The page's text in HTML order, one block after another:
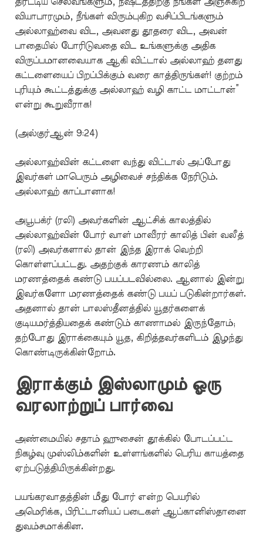
வியாபாரமும், நீங்கள் விரும்புகிற வசிப்பிடங்களும்
அல்லாஹ்வை விட, அவனது தூதரை விட, அவன்
பாதையில் போரிடுவதை விட உங்களுக்கு அதிக
விருப்பமானவையாக ஆகி விட்டால் அல்லாஹ் தனது
கட்டளையைப் பிறப்பிக்கும் வரை காத்திருங்கள்! குற்றம்
புரியும் கூட்டத்துக்கு அல்லாஹ் வழி காட்ட மாட்டான்”
என்று கூறுவீராக!
(அல்குர்ஆன் 9:24)
அல்லாஹ்வின் கட்டளை வந்து விட்டால் அப்போது
இவர்கள் மாபெரும் அழிவைச் சந்திக்க நேரிடும்.
அல்லாஹ் காப்பானாக!
அபூபக்ர் (ரலி) அவர்களின் ஆட்சிக் காலத்தில்
அல்லாஹ்வின் போர் வாள் மாவீரர் காலித் பின் வலீத்
(ரலி) அவர்களால் தான் இந்த இராக் வெற்றி
கொள்ளப்பட்டது. அதற்குக் காரணம் காலித்
மரணத்தைக் கண்டு பயப்படவில்லை. ஆனால் இன்று
இவர்களோ மரணத்தைக் கண்டு பயப் படுகின்றார்கள்.
அதனால் தான் பாலஸ்தீனத்தில் யூதர்களைக்
குடியமர்த்தியதைக் கண்டும் காணாமல் இருந்தோம்;
தற்போது இராக்கையும் யூத, கிறித்தவர்களிடம் இழந்து
கொண்டிருக்கின்றோம்.
இராக்கும் இஸ்லாமும் ஓரு
வரலாற்றுப் பார்வை
அண்மையில் சதாம் ஹுசைன் தூக்கில் போடப்பட்ட
நிகழ்வு முஸ்லிம்களின் உள்ளங்களில் பெரிய காயத்தை
ஏற்படுத்தியிருக்கின்றது.
பயங்கரவாதத்தின் மீது போர் என்ற பெயரில்
அமெரிக்க, பிரிட்டானியப் படைகள் ஆப்கானிஸ்தானை
துவம்சமாக்கின.